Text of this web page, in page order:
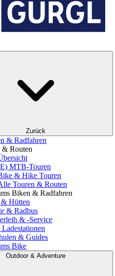
Zurück
& Radfahren
& Routen
MTB-Touren
& Hike Touren
Touren & Routen
Biken & Radfahren
Hütten
& Radbus
& -Service
& Guides
Bike
Outdoor & Adventure